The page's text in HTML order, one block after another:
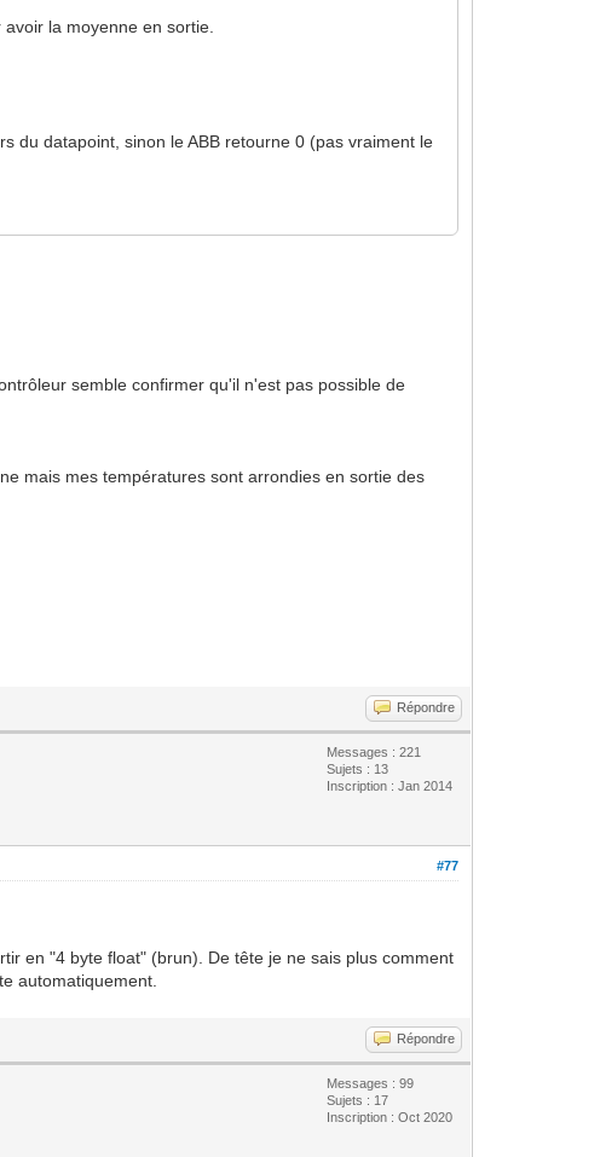
la moyenne en sortie.
du datapoint, sinon le ABB retourne 0 (pas vraiment le
semble confirmer qu'il n'est pas possible de
mais mes températures sont arrondies en sortie des
Répondre
Messages : 221
Sujets : 13
Inscription : Jan 2014
#77
en "4 byte float" (brun). De tête je ne sais plus comment
automatiquement.
Répondre
Messages : 99
Sujets : 17
Inscription : Oct 2020